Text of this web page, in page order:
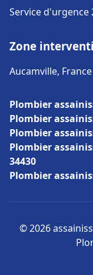
Service d'urgence
Zone
Aucamville, France
Plombier
Plombier
Plombier
Plombier
34430
Plombier
© 2026